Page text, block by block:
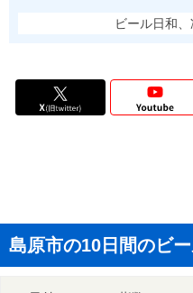
ビール日和
島原市の10日間のビ